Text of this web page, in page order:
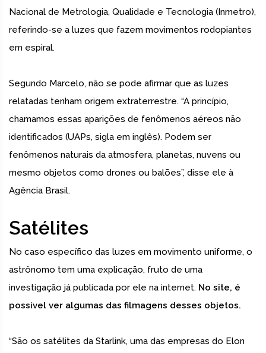
Nacional de Metrologia, Qualidade e Tecnologia (Inmetro),
referindo-se a luzes que fazem movimentos rodopiantes
em espiral.
Segundo Marcelo, não se pode afirmar que as luzes
relatadas tenham origem extraterrestre. “A princípio,
chamamos essas aparições de fenômenos aéreos não
identificados (UAPs, sigla em inglês). Podem ser
fenômenos naturais da atmosfera, planetas, nuvens ou
mesmo objetos como drones ou balões”, disse ele à
Agência Brasil.
Satélites
No caso específico das luzes em movimento uniforme, o
astrônomo tem uma explicação, fruto de uma
investigação já publicada por ele na internet. No site, é
possível ver algumas das filmagens desses objetos.
“São os satélites da Starlink, uma das empresas do Elon